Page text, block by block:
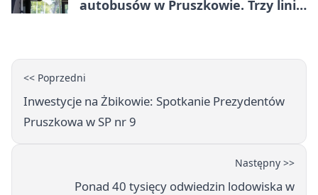
autobusów w Pruszkowie. Trzy linie
<< Poprzedni
Inwestycje na Żbikowie: Spotkanie Prezydentów
Pruszkowa w SP nr 9
Następny >>
Ponad 40 tysięcy odwiedzin lodowiska w